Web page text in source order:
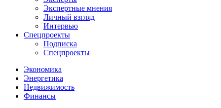
Экспертные мнения
Личный взгляд
Интервью
Спецпроекты
Подписка
Спецпроекты
Экономика
Энергетика
Недвижимость
Финансы